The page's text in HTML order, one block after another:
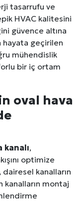
tasarrufu ve
HVAC kalitesini
güvence altına
hayata geçirilen
mühendislik
bir iç ortam
oval hava
kanalı,
optimize
kanalların
kanalların montaj